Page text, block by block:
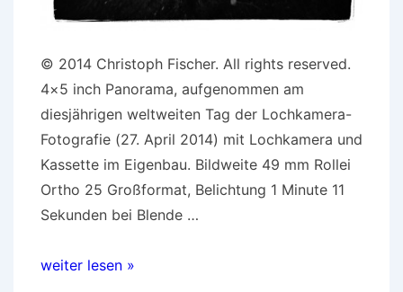
© 2014 Christoph Fischer. All rights reserved.
4×5 inch Panorama, aufgenommen am
diesjährigen weltweiten Tag der Lochkamera-
Fotografie (27. April 2014) mit Lochkamera und
Kassette im Eigenbau. Bildweite 49 mm Rollei
Ortho 25 Großformat, Belichtung 1 Minute 11
Sekunden bei Blende …
Beispielbild:
weiter lesen »